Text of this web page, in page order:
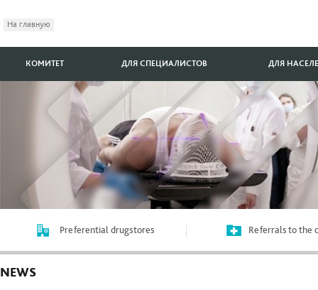
На главную
КОМИТЕТ ДЛЯ СПЕЦИАЛИСТОВ ДЛЯ
Preferential drugstores Referrals to the
NEWS